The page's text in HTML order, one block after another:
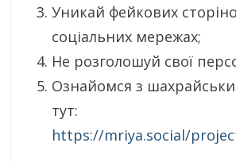
Уникай фейкових
соціальних мережах;
Не розголошуй свої
Ознайомся з
тут:
https://mriya.social/